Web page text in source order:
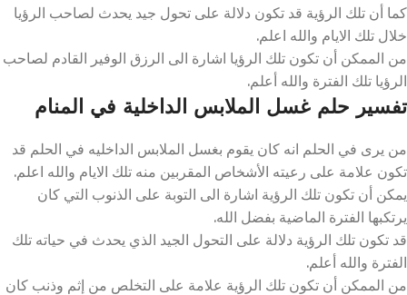
كما أن تلك الرؤية قد تكون دلالة على تحول جيد يحدث لصاحب الرؤيا
خلال تلك الايام والله اعلم.
من الممكن أن تكون تلك الرؤيا اشارة الى الرزق الوفير القادم لصاحب
الرؤيا تلك الفترة والله أعلم.
تفسير حلم غسل الملابس الداخلية في المنام
من يرى في الحلم انه كان يقوم بغسل الملابس الداخليه في الحلم قد
تكون علامة على رعيته الأشخاص المقربين منه تلك الايام والله اعلم.
يمكن أن تكون تلك الرؤية اشارة الى التوبة على الذنوب التي كان
يرتكبها الفترة الماضية بفضل الله.
قد تكون تلك الرؤية دلالة على التحول الجيد الذي يحدث في حياته تلك
الفترة والله أعلم.
من الممكن أن تكون تلك الرؤية علامة على التخلص من إثم وذنب كان